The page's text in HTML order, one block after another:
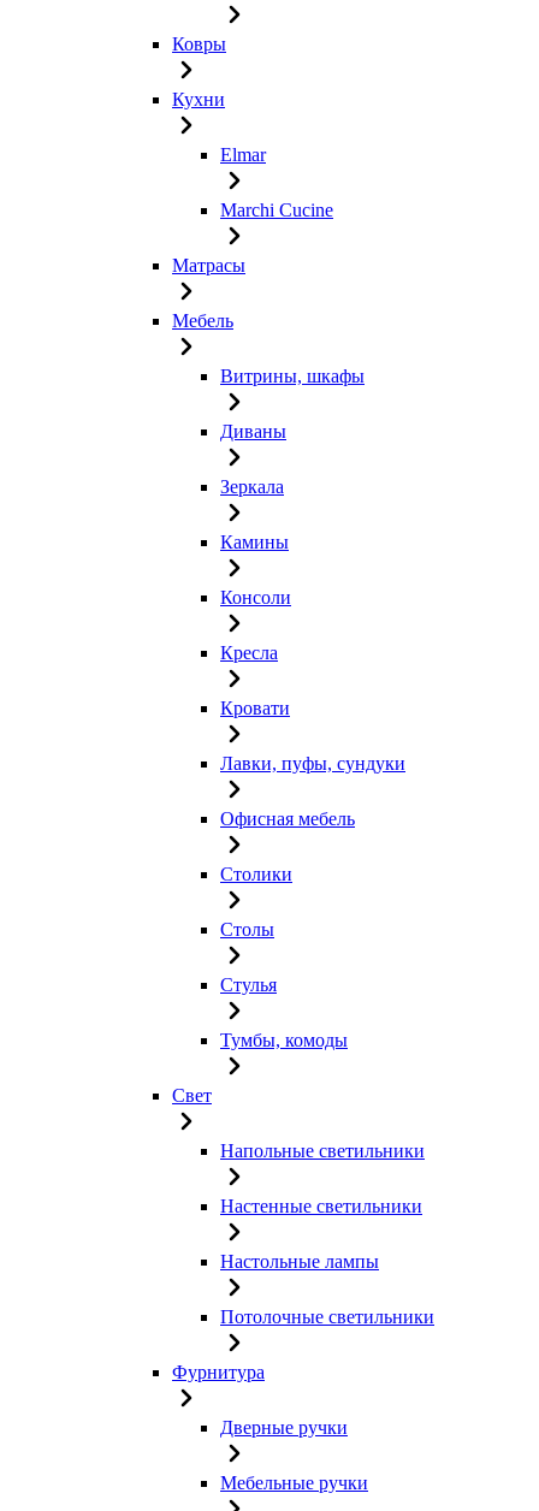
Ковры
Кухни
Elmar
Marchi Cucine
Матрасы
Мебель
Витрины, шкафы
Диваны
Зеркала
Камины
Консоли
Кресла
Кровати
Лавки, пуфы, сундуки
Офисная мебель
Столики
Столы
Стулья
Тумбы, комоды
Свет
Напольные светильники
Настенные светильники
Настольные лампы
Потолочные светильники
Фурнитура
Дверные ручки
Мебельные ручки